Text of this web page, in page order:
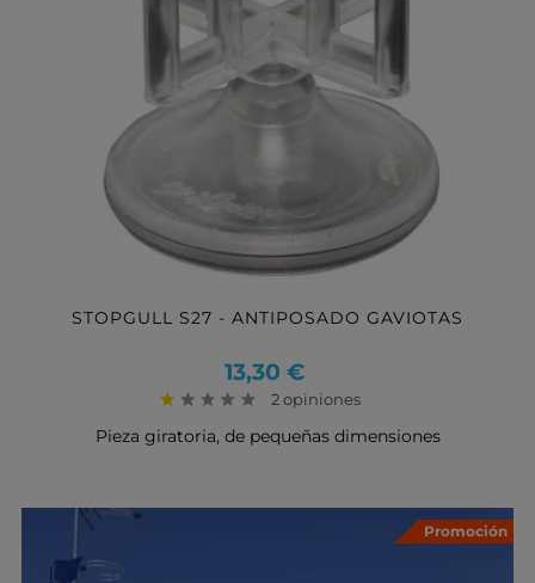
STOPGULL S27 - ANTIPOSADO GAVIOTAS
Precio
13,30 €
2 opiniones
Pieza giratoria, de pequeñas dimensiones
Promoción